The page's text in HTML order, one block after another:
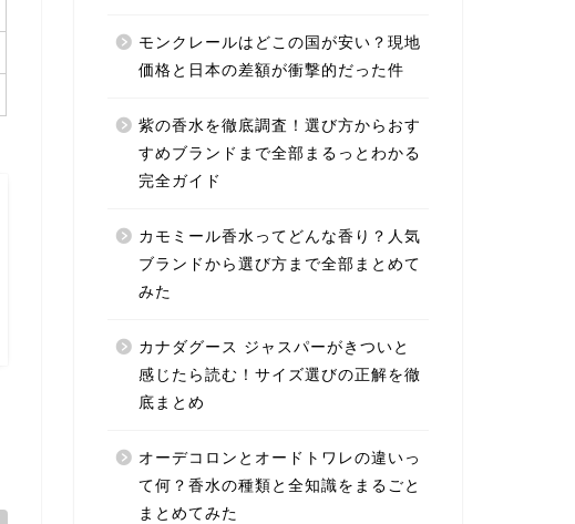
モンクレールはどこの国が安い？現地
価格と日本の差額が衝撃的だった件
紫の香水を徹底調査！選び方からおす
すめブランドまで全部まるっとわかる
完全ガイド
カモミール香水ってどんな香り？人気
ブランドから選び方まで全部まとめて
みた
カナダグース ジャスパーがきついと
感じたら読む！サイズ選びの正解を徹
底まとめ
オーデコロンとオードトワレの違いっ
て何？香水の種類と全知識をまるごと
まとめてみた